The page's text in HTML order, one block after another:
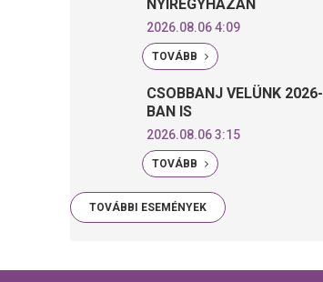
NYÍREGYHÁZÁN
2026.08.06 4:09
TOVÁBB
CSOBBANJ VELÜNK 2026-
BAN IS
2026.08.06 3:15
TOVÁBB
TOVÁBBI ESEMÉNYEK